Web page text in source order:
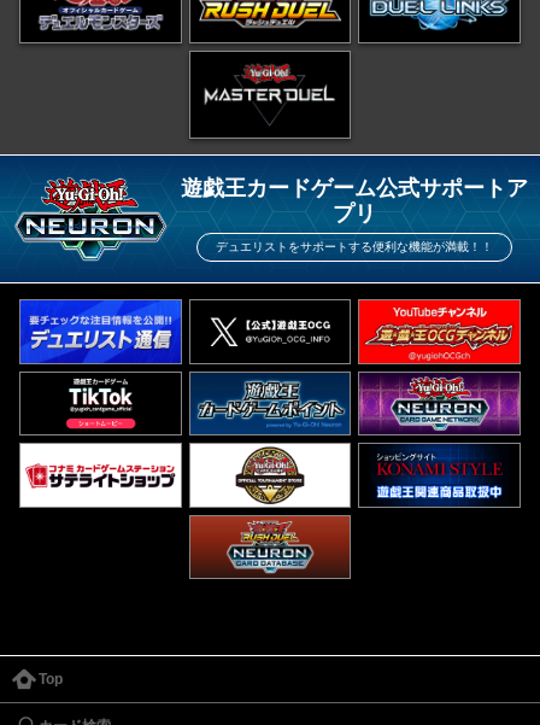
遊戯王カードゲーム公式サポートア
プリ
デュエリストをサポートする便利な機能が満載！！
Top